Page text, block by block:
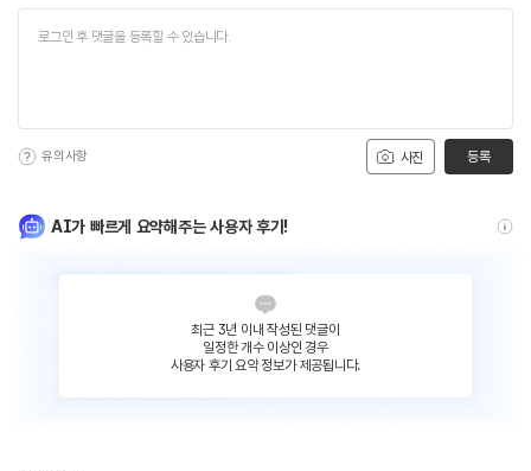
사진
유의사항 등록
AI가 빠르게 요약해주는 사용자 후기!
최근 3년 이내 작성된 댓글이
일정한 개수 이상인 경우
사용자 후기 요약 정보가 제공됩니다.